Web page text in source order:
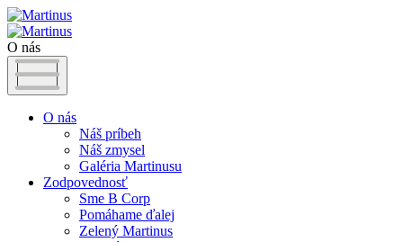
O nás
O nás
Náš príbeh
Náš zmysel
Galéria Martinusu
Zodpovednosť
Sme B Corp
Pomáhame ďalej
Zelený Martinus